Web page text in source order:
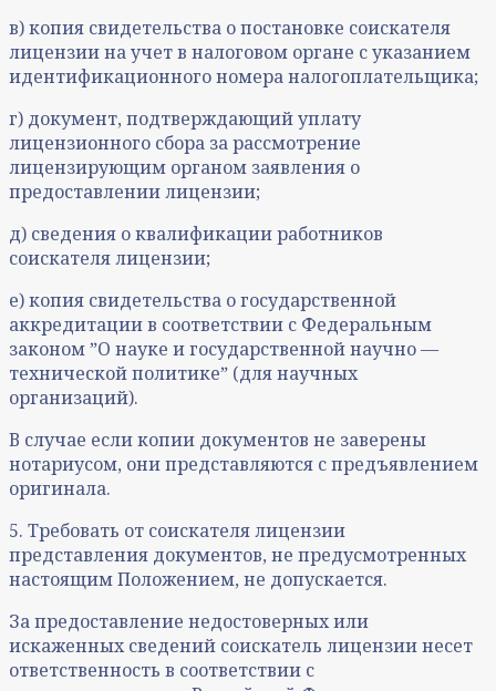
в) копия свидетельства о постановке соискателя
лицензии на учет в налоговом органе с указанием
идентификационного номера налогоплательщика;
г) документ, подтверждающий уплату
лицензионного сбора за рассмотрение
лицензирующим органом заявления о
предоставлении лицензии;
д) сведения о квалификации работников
соискателя лицензии;
е) копия свидетельства о государственной
аккредитации в соответствии с Федеральным
законом ˮО науке и государственной научно —
технической политикеˮ (для научных
организаций).
В случае если копии документов не заверены
нотариусом, они представляются с предъявлением
оригинала.
5. Требовать от соискателя лицензии
представления документов, не предусмотренных
настоящим Положением, не допускается.
За предоставление недостоверных или
искаженных сведений соискатель лицензии несет
ответственность в соответствии с